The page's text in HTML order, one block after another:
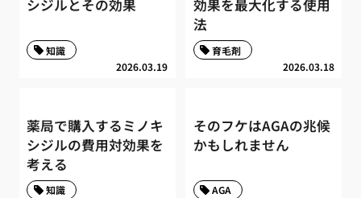
シジルとその効果
2026.03.19
知識
効果を最大化する使用
法
2026.03.18
育毛剤
薬局で購入するミノキ
シジルの費用対効果を
考える
知識
そのフケはAGAの兆候
かもしれません
AGA